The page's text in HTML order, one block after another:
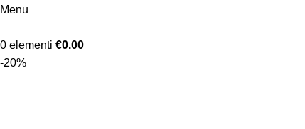
Menu
0 elementi €0.00
-20%